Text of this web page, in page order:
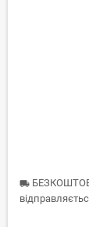
local_shipping